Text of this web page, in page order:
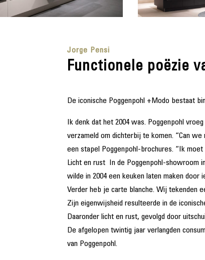
Jorge Pensi
Functionele poëzie
De iconische Poggenpohl +Modo bestaat
Ik denk dat het 2004 was. Poggenpohl
verzameld om dichterbij te komen. “Can
een stapel Poggenpohl-brochures. “Ik
Licht en rust In de Poggenpohl-showroom
wilde in 2004 een keuken laten maken door
Verder heb je carte blanche. Wij tekenden
Zijn eigenwijsheid resulteerde in de
Daaronder licht en rust, gevolgd door
De afgelopen twintig jaar verlangden
van Poggenpohl.